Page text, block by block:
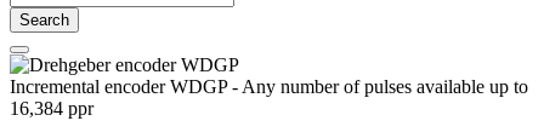
Search
Incremental encoder WDGP - Any number of pulses available up to
16,384 ppr